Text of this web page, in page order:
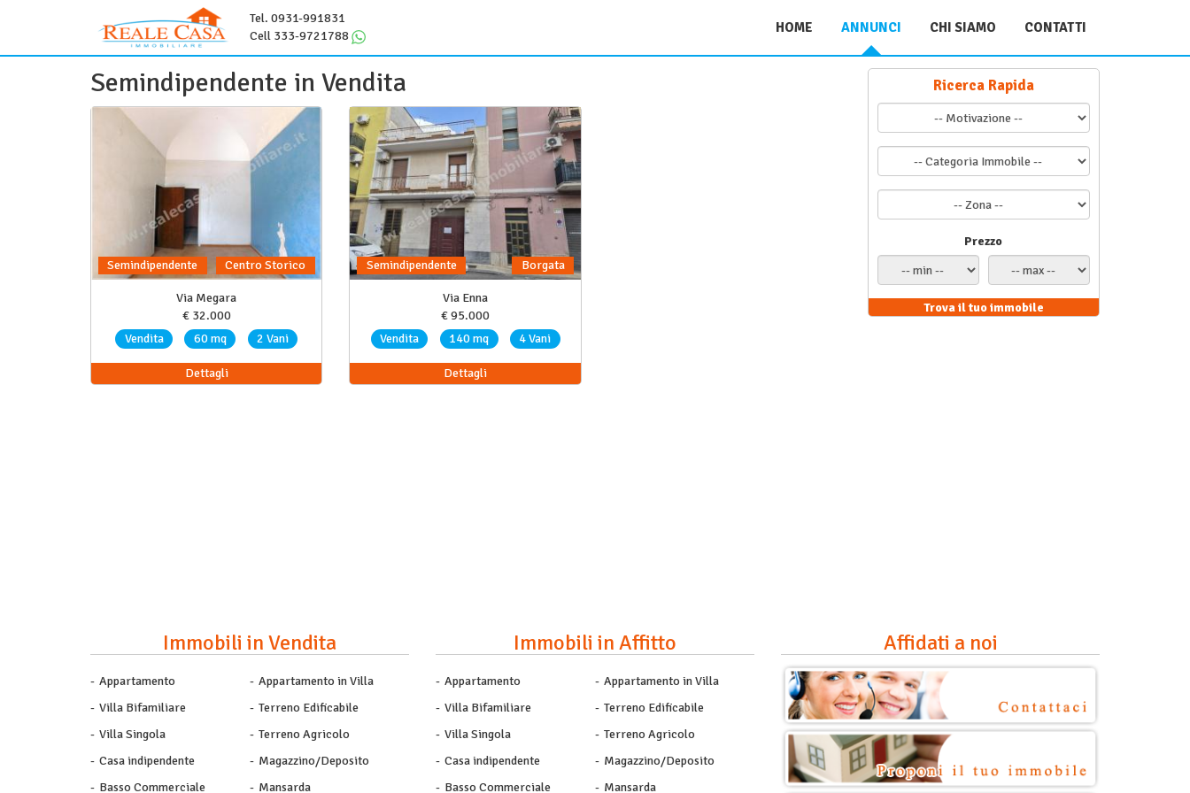
Tel. 0931-991831
Cell 333-9721788
HOME ANNUNCI CHI SIAMO CONTATTI
Semindipendente in Vendita
Semindipendente Centro Storico
Via Megara
€ 32.000
Vendita
60 mq 2 Vani
Dettagli
Semindipendente Borgata
Via Enna
€ 95.000
Vendita
140 mq 4 Vani
Dettagli
Ricerca Rapida
Prezzo
Trova il tuo immobile
Immobili in Vendita
Appartamento
Appartamento in Villa
Villa Bifamiliare
Terreno Edificabile
Villa Singola
Terreno Agricolo
Casa indipendente
Magazzino/Deposito
Basso Commerciale
Mansarda
Immobili in Affitto
Appartamento
Appartamento in Villa
Villa Bifamiliare
Terreno Edificabile
Villa Singola
Terreno Agricolo
Casa indipendente
Magazzino/Deposito
Basso Commerciale
Mansarda
Affidati a noi